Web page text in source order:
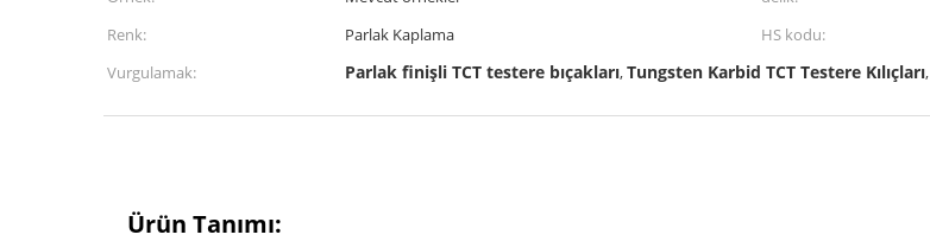
Renk:
Parlak Kaplama HS kodu:
Vurgulamak:
Parlak finişli TCT testere bıçakları,Tungsten Karbid TCT Testere Kılıçları,
Ürün Tanımı: